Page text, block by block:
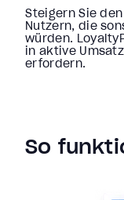
Steigern Sie
Nutzern, die
würden.
in aktive
erfordern.
So